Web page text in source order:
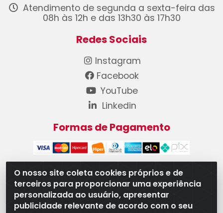
O nosso site coleta cookies próprios e de
terceiros para proporcionar uma experiência
personalizada ao usuário, apresentar
publicidade relevante de acordo com o seu
Atendimento de segunda a sexta-feira das
08h às 12h e das 13h30 às 17h30
Redes Sociais
Instagram
Facebook
YouTube
Linkedin
Formas de Pagamento
WB Componentes Automotivos LTDA - CNPJ
08.528.393/0001-12 - Rua do Níquel, 667 - Parque
Oeste Industrial, Goiânia/GO - CEP 74375-660